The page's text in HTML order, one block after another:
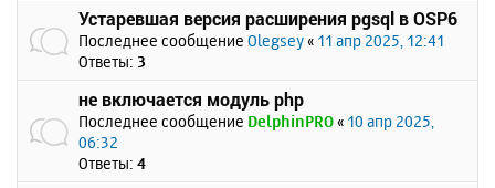
Устаревшая версия расширения pgsql в OSP6
Последнее сообщение Olegsey « 11 апр 2025, 12:41
Ответы: 3
не включается модуль php
Последнее сообщение DelphinPRO « 10 апр 2025,
06:32
Ответы: 4